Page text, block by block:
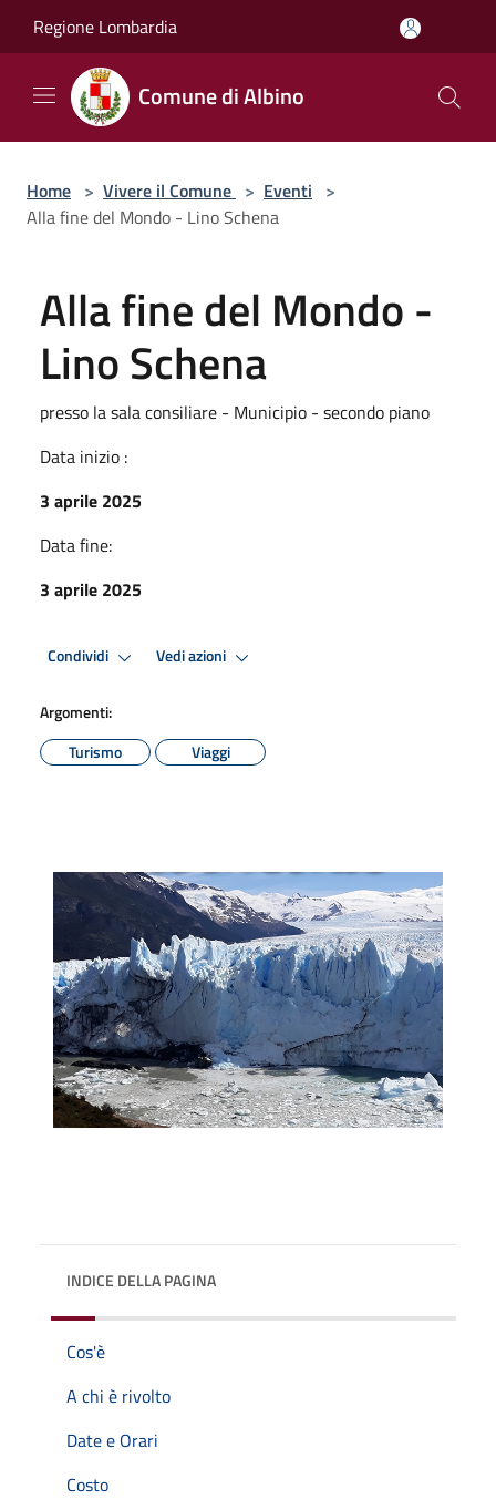
Regione Lombardia
Comune di Albino
Home > Vivere il Comune > Eventi >
Alla fine del Mondo - Lino Schena
Alla fine del Mondo -
Lino Schena
presso la sala consiliare - Municipio - secondo piano
Data inizio :
3 aprile 2025
Data fine:
3 aprile 2025
Condividi Vedi azioni
Argomenti:
Turismo
Viaggi
INDICE DELLA PAGINA
Cos'è
A chi è rivolto
Date e Orari
Costo